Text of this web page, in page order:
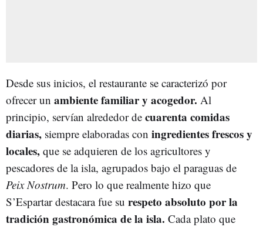
Desde sus inicios, el restaurante se caracterizó por
ofrecer un ambiente familiar y acogedor. Al
principio, servían alrededor de cuarenta comidas
diarias, siempre elaboradas con ingredientes frescos y
locales, que se adquieren de los agricultores y
pescadores de la isla, agrupados bajo el paraguas de
Peix Nostrum. Pero lo que realmente hizo que
S’Espartar destacara fue su respeto absoluto por la
tradición gastronómica de la isla. Cada plato que